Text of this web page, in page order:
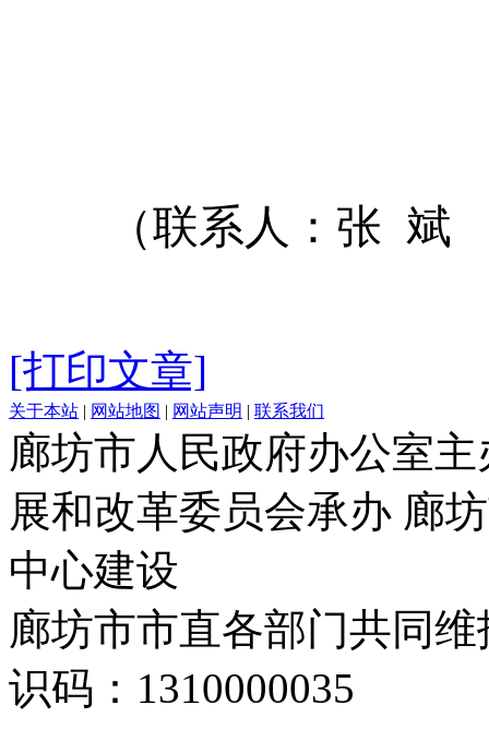
（联系人：张 斌
[打印文章]
关于本站 | 网站地图 | 网站声明 | 联系我们
廊坊市人民政府办公室
展和改革委员会承办 廊
中心建设
廊坊市市直各部门共同
识码：1310000035